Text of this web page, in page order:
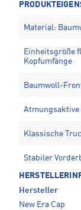
Material:
Einheitsgröße
Kopfumfänge
Baumwoll-
Klassische
Stabiler
Hersteller
New Era Cap